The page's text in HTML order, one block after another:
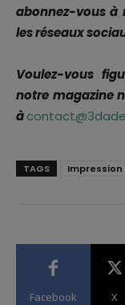
abonnez-vous à
les réseaux
Voulez-vous
notre magazine
à
TAGS Impression
Facebook X